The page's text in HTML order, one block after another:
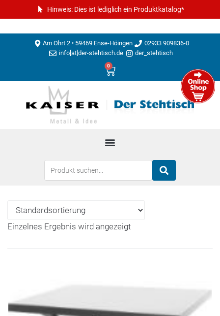
Hinweis: Dies ist lediglich ein Produktkatalog*
Am Ohrt 2 • 59469 Ense-Höingen
02933 909836-0
info[at]der-stehtisch.de
der_stehtisch
0
Einzelnes Ergebnis wird angezeigt